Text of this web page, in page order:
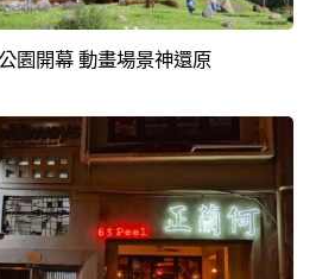
園開幕 動畫場景神還原